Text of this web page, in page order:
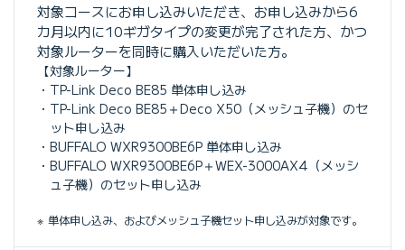
対象コースにお申し込みいただき、お申し込みから6
カ月以内に10ギガタイプの変更が完了された方、かつ
対象ルーターを同時に購入いただいた方。
【対象ルーター】
TP-Link Deco BE85 単体申し込み
TP-Link Deco BE85＋Deco X50（メッシュ子機）のセ
ット申し込み
BUFFALO WXR9300BE6P 単体申し込み
BUFFALO WXR9300BE6P＋WEX-3000AX4（メッシ
ュ子機）のセット申し込み
単体申し込み、およびメッシュ子機セット申し込みが対象です。